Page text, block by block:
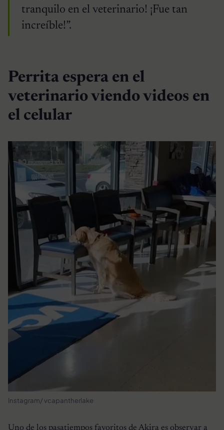
tranquilo en el veterinario! ¡Fue tan
increíble!”.
Perrita espera en el
veterinario viendo videos en
el celular
Instagram/ vcapantherlake
Uno de los pasatiempos favoritos de Akira es observar a